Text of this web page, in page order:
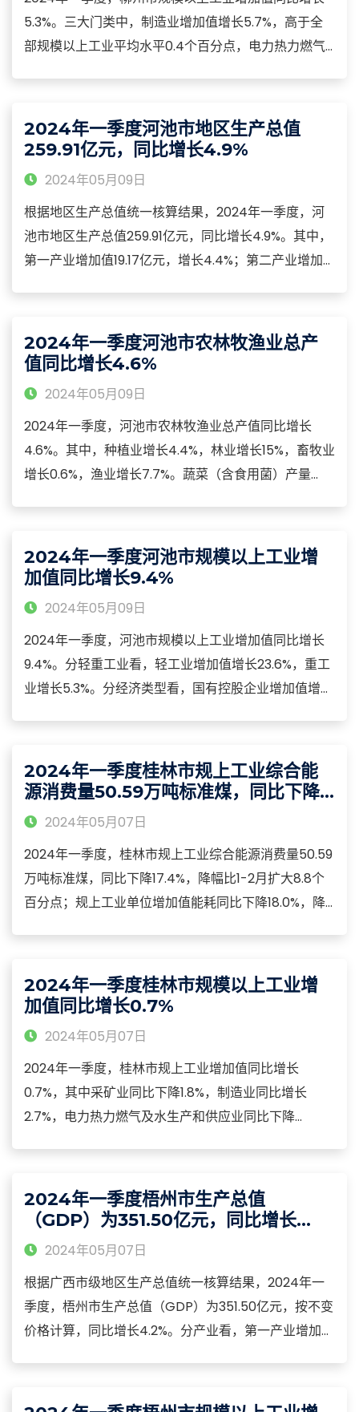
5.3%。三大门类中，制造业增加值增长5.7%，高于全
部规模以上工业平均水平0.4个百分点，电力热力燃气
和压延加工业增长11.6%，农副食品加工业增长38.8%，
电气机械和器材制造业增长18.7%。
2024年一季度河池市地区生产总值
259.91亿元，同比增长4.9%
2024年05月09日
根据地区生产总值统一核算结果，2024年一季度，河
池市地区生产总值259.91亿元，同比增长4.9%。其中，
第一产业增加值19.17亿元，增长4.4%；第二产业增加
支出89.72亿元，投入民生领域的支出72.16亿元,占一般
公共预算支出的比重为80.4%。
2024年一季度河池市农林牧渔业总产
值同比增长4.6%
2024年05月09日
2024年一季度，河池市农林牧渔业总产值同比增长
4.6%。其中，种植业增长4.4%，林业增长15%，畜牧业
增长0.6%，渔业增长7.7%。蔬菜（含食用菌）产量
2.6%，木材采伐量增长18.8%。猪牛羊禽肉产量7.41万
吨，增长0.2%；禽蛋产量0.19万吨，增长17%。
2024年一季度河池市规模以上工业增
加值同比增长9.4%
2024年05月09日
2024年一季度，河池市规模以上工业增加值同比增长
9.4%。分轻重工业看，轻工业增加值增长23.6%，重工
业增长5.3%。分经济类型看，国有控股企业增加值增长
18.5%，制造业增长11.1%，电力、热力、燃气及水生产
和供应业下降1.6%。
2024年一季度桂林市规上工业综合能
源消费量50.59万吨标准煤，同比下降
17.4%
2024年05月07日
2024年一季度，桂林市规上工业综合能源消费量50.59
万吨标准煤，同比下降17.4%，降幅比1-2月扩大8.8个
百分点；规上工业单位增加值能耗同比下降18.0%，降
能源消费量40.71万吨标准煤，同比下降20.9%，降幅比
1-2月扩大9.6个百分点。
2024年一季度桂林市规模以上工业增
加值同比增长0.7%
2024年05月07日
2024年一季度，桂林市规上工业增加值同比增长
0.7%，其中采矿业同比下降1.8%，制造业同比增长
2.7%，电力热力燃气及水生产和供应业同比下降
企业增长形势良好，同比增长145.4%，股份制企业、外
商及港澳台商投资企业、集体企业同比分别增长0.6%、
2024年一季度梧州市生产总值
（GDP）为351.50亿元，同比增长
4.2%2024年05月07日
根据广西市级地区生产总值统一核算结果，2024年一
季度，梧州市生产总值（GDP）为351.50亿元，按不变
价格计算，同比增长4.2%。分产业看，第一产业增加值
2024年一季度，梧州市农林牧渔业总产值同比增长